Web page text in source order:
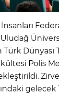
Dünyası
Polis
gelecek